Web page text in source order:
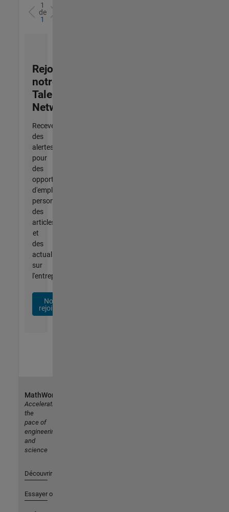
1
de
1
Rejoignez
notre
Talent
Network
Recevez
des
alertes
pour
des
opportunités
d'emploi
personnalisées,
des
articles
et
des
actualités
sur
l'entreprise.
Nous
rejoindre
MathWorks
Accelerating
the
pace of
engineering
and
science
Découvrir les produits
Essayer ou acheter